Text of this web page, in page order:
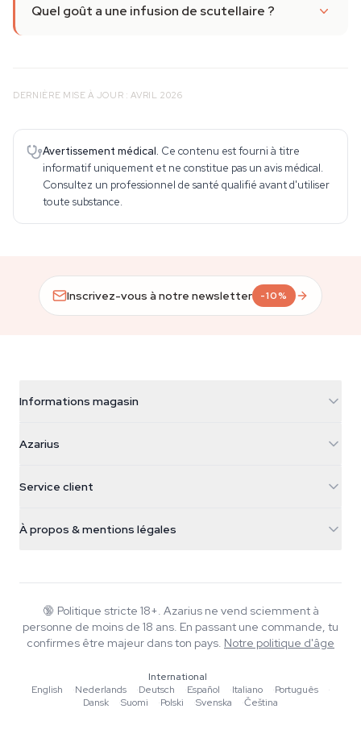
Quel goût a une infusion de scutellaire ?
DERNIÈRE MISE À JOUR : AVRIL 2026
Avertissement médical. Ce contenu est fourni à titre
informatif uniquement et ne constitue pas un avis médical.
Consultez un professionnel de santé qualifié avant d'utiliser
toute substance.
Inscrivez-vous à notre newsletter -10%
Informations magasin
Galvaniweg 11
Nederland
+31(0)204897914
Azarius
Smokeshop
Service client
Politique de retour
Politique de confidentialité
À propos & mentions légales
Wiki
Rédacteurs
Outils & Calculateurs
🔞 Politique stricte 18+. Azarius ne vend sciemment à
personne de moins de 18 ans. En passant une commande, tu
confirmes être majeur dans ton pays. Notre politique d'âge
International
English
·Nederlands ·Deutsch ·Español ·Italiano ·Português
·
Dansk
·Suomi ·Polski ·Svenska ·Čeština